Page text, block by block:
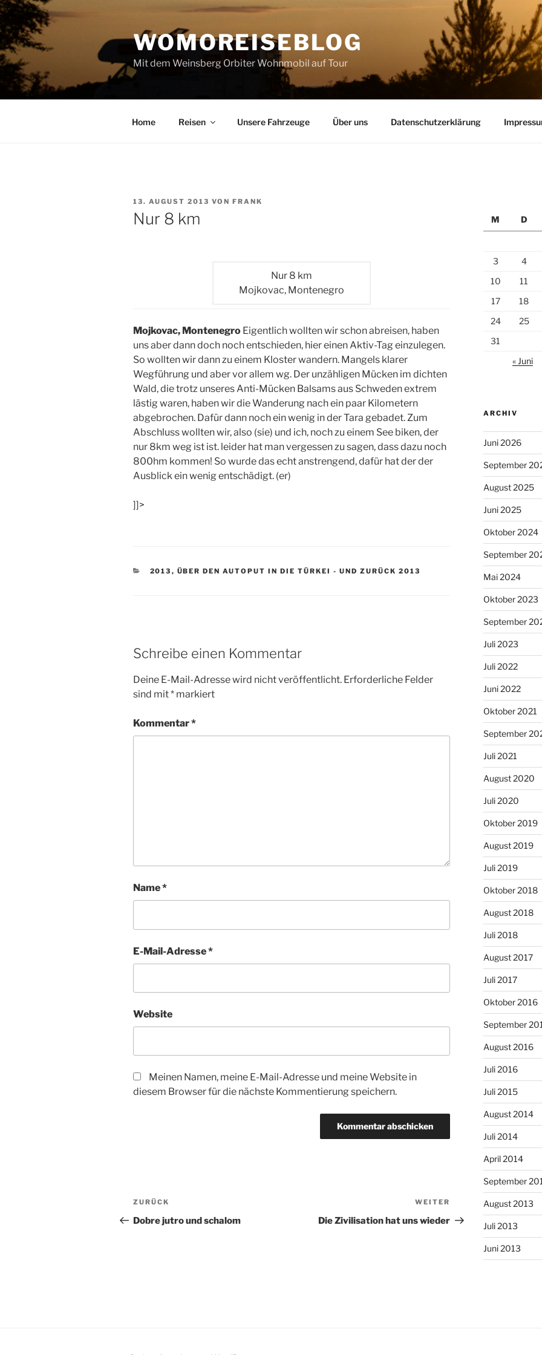
Zum
Inhalt
springen
WOMOREISEBLOG
Mit dem Weinsberg Orbiter Wohnmobil auf Tour
Home Reisen Unsere Fahrzeuge Über uns Datenschutzerklärung
VERÖFFENTLICHT
AM
13. AUGUST 2013 VON FRANK
Nur 8 km
Nur 8 km
Mojkovac, Montenegro
Mojkovac, Montenegro Eigentlich wollten wir schon abreisen, haben
uns aber dann doch noch entschieden, hier einen Aktiv-Tag einzulegen.
So wollten wir dann zu einem Kloster wandern. Mangels klarer
Wegführung und aber vor allem wg. Der unzähligen Mücken im dichten
Wald, die trotz unseres Anti-Mücken Balsams aus Schweden extrem
lästig waren, haben wir die Wanderung nach ein paar Kilometern
abgebrochen. Dafür dann noch ein wenig in der Tara gebadet. Zum
Abschluss wollten wir, also (sie) und ich, noch zu einem See biken, der
nur 8km weg ist ist. leider hat man vergessen zu sagen, dass dazu noch
800hm kommen! So wurde das echt anstrengend, dafür hat der der
Ausblick ein wenig entschädigt. (er)
]]>
KATEGORIEN
2013 , ÜBER DEN AUTOPUT IN DIE TÜRKEI - UND ZURÜCK 2013
Schreibe einen Kommentar
Deine E-Mail-Adresse wird nicht veröffentlicht. Erforderliche Felder
sind mit* markiert
Kommentar*
Name*
E-Mail-Adresse*
Website
Meinen Namen, meine E-Mail-Adresse und meine Website in
diesem Browser für die nächste Kommentierung speichern.
Beitragsnavigation
Vorheriger
Beitrag
ZURÜCK
Dobre jutro und schalom
Nächster
Beitrag
WEITER
Die Zivilisation hat uns wieder
M D
3
4
10
11
17
18
24
25
31
« Juni
ARCHIV
Juni 2026
September
August 2025
Juni 2025
Oktober 2024
September
Mai 2024
Oktober 2023
September
Juli 2023
Juli 2022
Juni 2022
Oktober 2021
September
Juli 2021
August 2020
Juli 2020
Oktober 2019
August 2019
Juli 2019
Oktober 2018
August 2018
Juli 2018
August 2017
Juli 2017
Oktober 2016
September
August 2016
Juli 2016
Juli 2015
August 2014
Juli 2014
April 2014
September
August 2013
Juli 2013
Juni 2013